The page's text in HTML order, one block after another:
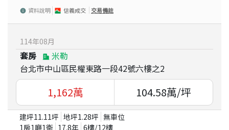
資料說明 信義成交 交易備註
114年08月
套房
米勒
台北市中山區民權東路一段42號六樓之2
1,162萬 104.58萬/坪
建坪11.11坪 地坪1.28坪 無車位
1房1廳1衛 17.8年 6樓/12樓